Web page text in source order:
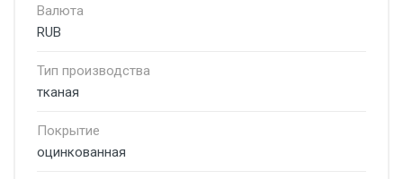
Валюта
RUB
Тип производства
тканая
Покрытие
оцинкованная